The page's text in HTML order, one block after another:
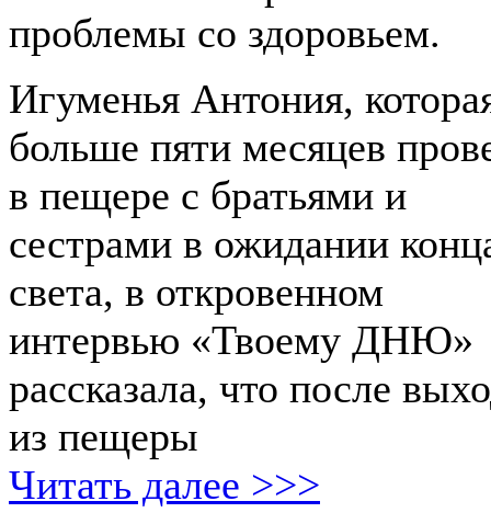
проблемы со здоровьем.
Игуменья Антония,
больше пяти месяцев
в пещере с братьями и
сестрами в ожидании
света, в откровенном
интервью «Твоему ДНЮ»
рассказала, что после
из пещеры
Читать далее >>>